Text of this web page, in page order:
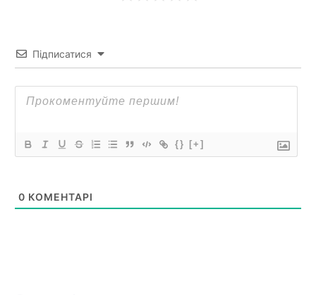
Підписатися
{} [+]
0 КОМЕНТАРІ